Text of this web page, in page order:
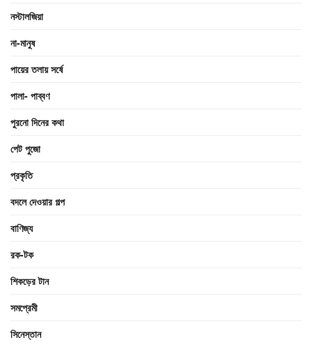
নস্টালজিয়া
না-মানুষ
পায়ের তলায় সর্ষে
পালা- পাব্বণ
পুরনো দিনের কথা
পেট পুজো
প্রকৃতি
বদলে দেওয়ার গল্প
বাণিজ্য
রক-টক
শিকড়ের টান
সমপ্রেমী
সিনেস্তান